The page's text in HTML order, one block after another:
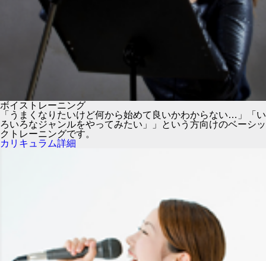
ボイストレーニング
「うまくなりたいけど何から始めて良いかわからない…」「い
ろいろなジャンルをやってみたい」」という方向けのベーシッ
クトレーニングです。
カリキュラム詳細